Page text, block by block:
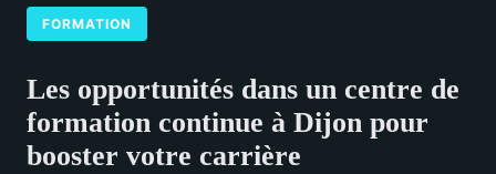
FORMATION
Les opportunités dans un centre de
formation continue à Dijon pour
booster votre carrière